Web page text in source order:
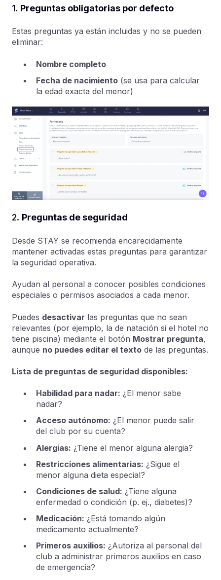
1. Preguntas obligatorias por defecto
Estas preguntas ya están incluidas y no se pueden
eliminar:
Nombre completo
Fecha de nacimiento (se usa para calcular
la edad exacta del menor)
2. Preguntas de seguridad
Desde STAY se recomienda encarecidamente
mantener activadas estas preguntas para garantizar
la seguridad operativa.
Ayudan al personal a conocer posibles condiciones
especiales o permisos asociados a cada menor.
Puedes desactivar las preguntas que no sean
relevantes (por ejemplo, la de natación si el hotel no
tiene piscina) mediante el botón Mostrar pregunta,
aunque no puedes editar el texto de las preguntas.
Lista de preguntas de seguridad disponibles:
Habilidad para nadar: ¿El menor sabe
nadar?
Acceso autónomo: ¿El menor puede salir
del club por su cuenta?
Alergias: ¿Tiene el menor alguna alergia?
Restricciones alimentarias: ¿Sigue el
menor alguna dieta especial?
Condiciones de salud: ¿Tiene alguna
enfermedad o condición (p. ej., diabetes)?
Medicación: ¿Está tomando algún
medicamento actualmente?
Primeros auxilios: ¿Autoriza al personal del
club a administrar primeros auxilios en caso
de emergencia?